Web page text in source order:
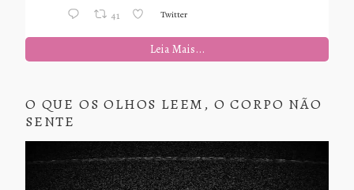
41 Twitter
Leia Mais...
O QUE OS OLHOS LEEM, O CORPO NÃO
SENTE
de
vídeo